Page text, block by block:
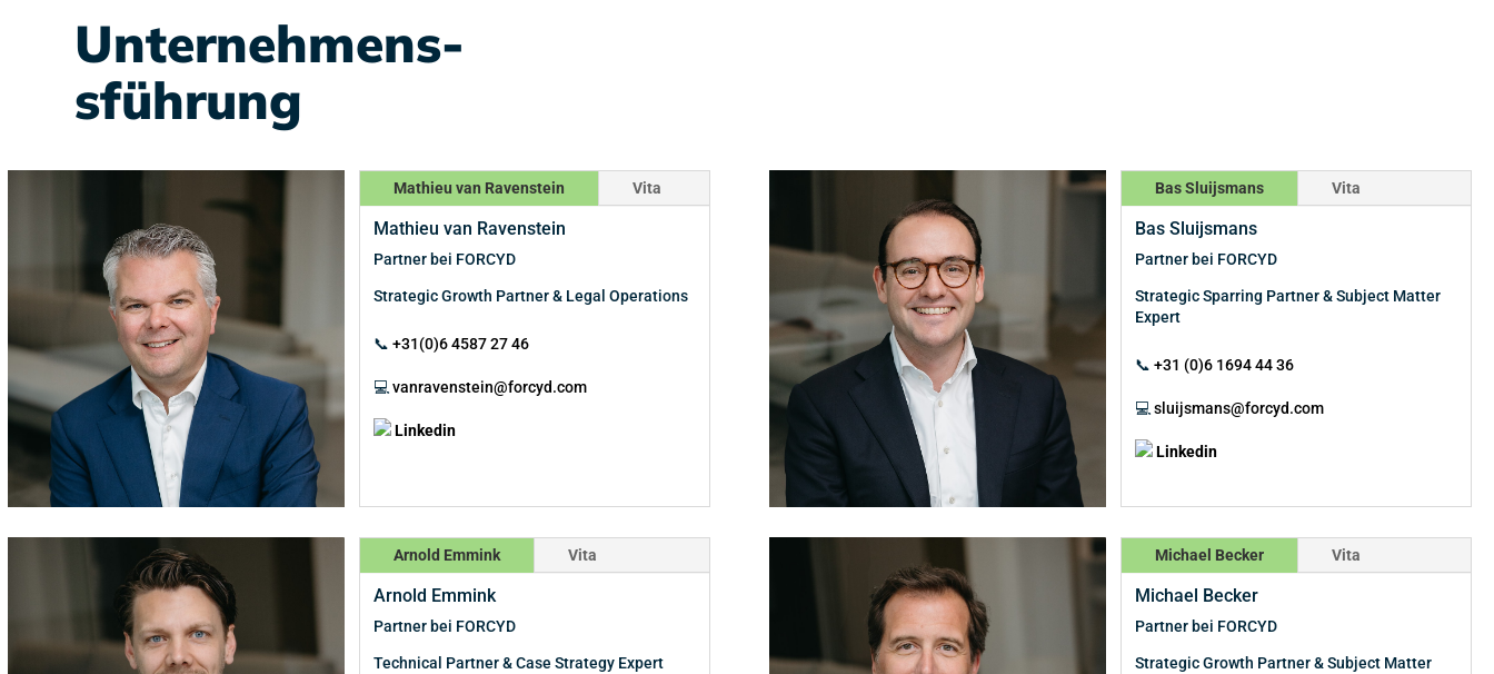
Unternehmens-
sführung
Mathieu van Ravenstein Vita
Mathieu van Ravenstein
Partner bei FORCYD
Strategic Growth Partner & Legal Operations
📞+31(0)6 4587 27 46
💻vanravenstein@forcyd.com
Linkedin
Bas Sluijsmans Vita
Bas Sluijsmans
Partner bei FORCYD
Strategic Sparring Partner & Subject Matter
Expert
📞+31 (0)6 1694 44 36
💻sluijsmans@forcyd.com
Linkedin
Arnold Emmink Vita
Arnold Emmink
Partner bei FORCYD
Technical Partner & Case Strategy Expert
Michael Becker Vita
Michael Becker
Partner bei FORCYD
Strategic Growth Partner & Subject Matter